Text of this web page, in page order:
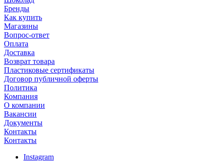
Бренды
Как купить
Магазины
Вопрос-ответ
Оплата
Доставка
Возврат товара
Пластиковые сертификаты
Договор публичной оферты
Политика
Компания
О компании
Вакансии
Документы
Контакты
Контакты
Instagram